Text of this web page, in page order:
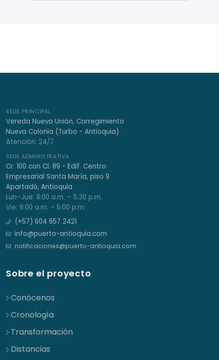
SEDE PRINCIPAL
Vereda Nueva Unión, Corregimiento
Nueva Colonia (Turbo - Antioquia)
Atención: 24/7
SEDE ADMINISTRATIVA
Cr. 100 con Cl. 89 - Edif. Centro
Empresarial Santa María, piso 9
Apartadó, Antioquia
Lun–Jue: 8:00 a.m. – 5:30 p.m.
Vie: 8:00 a.m. – 5:00 p.m.
(+57) 604 657 2421
info@puerto-antioquia.com
notificaciones@puerto-antioquia.com
Sobre el proyecto
Conócenos
Cronología
Transformación
Distancias